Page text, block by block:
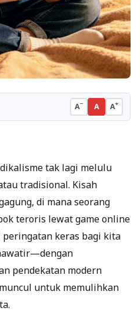
A− A A+
tak lagi melulu
tradisional. Kisah
di mana seorang
teroris lewat game online
peringatan keras bagi kita
pendekatan modern
untuk memulihkan